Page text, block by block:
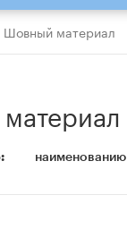
Шовный материал
наименованию